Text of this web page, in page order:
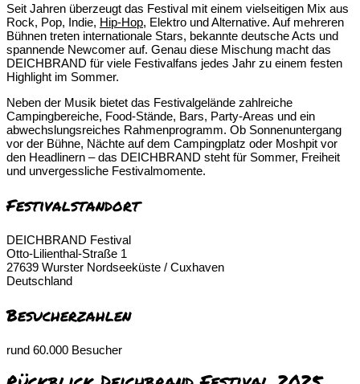
Seit Jahren überzeugt das Festival mit einem vielseitigen Mix aus
Rock, Pop, Indie, Hip-Hop, Elektro und Alternative. Auf mehreren
Bühnen treten internationale Stars, bekannte deutsche Acts und
spannende Newcomer auf. Genau diese Mischung macht das
DEICHBRAND für viele Festivalfans jedes Jahr zu einem festen
Highlight im Sommer.
Neben der Musik bietet das Festivalgelände zahlreiche
Campingbereiche, Food-Stände, Bars, Party-Areas und ein
abwechslungsreiches Rahmenprogramm. Ob Sonnenuntergang
vor der Bühne, Nächte auf dem Campingplatz oder Moshpit vor
den Headlinern – das DEICHBRAND steht für Sommer, Freiheit
und unvergessliche Festivalmomente.
Festivalstandort
DEICHBRAND Festival
Otto-Lilienthal-Straße 1
27639 Wurster Nordseeküste / Cuxhaven
Deutschland
Besucherzahlen
rund 60.000 Besucher